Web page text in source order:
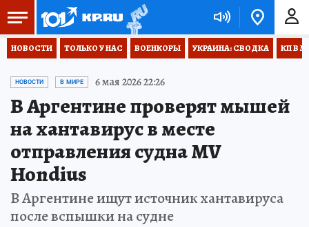
НОВОСТИ ТОЛЬКО У НАС ВОЕНКОРЫ УКРАИНА: СВОДКА КП В
НОВОСТИ В МИРЕ 6 мая 2026 22:26
В Аргентине проверят мышей
на хантавирус в месте
отправления судна MV
Hondius
В Аргентине ищут источник хантавируса
после вспышки на судне